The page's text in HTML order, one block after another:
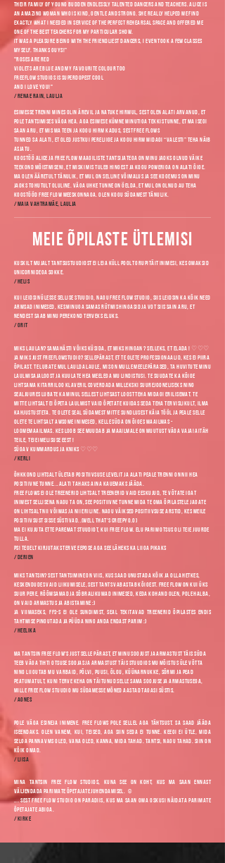
their family of young budden endlessly talented dancers and teachers. Alice is
an amazing woman who is kind, gentle and strong. She really helped me find
exactly what I needed in service of the perfect rehearsal space and offered me
one of the best teachers for my particular show.
It was a pleasure being with the friendliest dancers, I even took a few classes
myself. Thanks guys!”
"Roses are Red
Violets are blue and my favourite colour too
Freeflow studios is superdopest cool
And I love you!"
/ Renae Rain, laulja
Esimesse trenni mines olin ärevil ja natuke hirmul, sest olen alati arvanud, et
pole tantsimises väga hea. Aga esimese kümne minutiga tekkis tunne, et ma isegi
saan aru, et mis ma teen ja kogu hirm kadus, sest Free Flows
tunned Sa alati, et oled justkui pereliige ja kogu hirm midagi “valesti” teha näib
asjatu.
Koostöö Alice ja Free Flow maagiliste tantsijatega on minu jaoks olnud väike
teekond mõistmiseni, et miski mis tuleb hingest ja kogu poweriga on alati õige.
Ma olen ääretult tänulik, et mul on selline võimalus ja see kogemus on minu
jaoks tohutult oluline. Väga uhke tunne on öelda, et mul on olnud au teha
koostööd Free Flow meeskonnaga. Olen kogu südamest tänulik.
/ Maia Vahtramäe, laulja
Meie õpilaste ütlemisi
Kuskilt mujalt tantsustuudiost ei leia küll poolt grupitäit inimesi, kes omaksid
unicornidega sokke.
/ Helis
Kui leidsin ülesse sellise stuudio, nagu Free Flow studio, siis leidsin ka kõik need
armsad inimesed, kes minuga samas rütmis hingasid ja vot siis sain aru, et
nendest saab minu perekond terveks eluks.
/ Grit
Miks laulan? Samahästi võiks küsida, et miks hingan ? Selleks, et elada ! ♡♡♡
Ja miks just freeflowstudio? Sellepärast, et te olete professionaalid, kes ei piira
õpilast. Te lubate mul laulda laule, mis on mulle meelepärased, ta huvitute minu
laulmisajaloost ja kuulate hea meelega mu lindistusi. Te suudate ka kõige
lihtsama kitarriloo klaveril coverdada millekski suurejooneliseks ning
sealjuures lubate ka minul sellest lihtsast loost teha midagi erilisemat. Te
mitte lihtsalt ei õpeta laulmist vaid õpetate kuidas seda teha tervislikult, ilma
kahjustusteta. Te olete seal südamest mitte sundlusest käia tööl ja peale selle
olete te lihtsalt awsome inimesed, kelle süda on õiges maailmas -
loomemaailmas. Kes loob see muudab ja maailmale on muutust väga vaja! Aitäh
teile, teie imelisuse eest !
Sügav kummardus ja kniks ♡♡♡
/ Kerli
Õhkkond lihtsalt ületab positiivsuse levelit ja alati peale trenni on nii hea
positiivne tunne...alati tahaks aina kauemaks jääda.
Free flows ei ole treenerid lihtsalt treenerid vaid eeskujud, te võtate igat
inimest sellisena nagu ta on, see positiivne tunne mida te oma õpilastele jagate
on lihtsalt nii võimas ja nii eriline. Nagu väiksed positiivsuse arstid, kes meile
positiivsust sisse süstivad..(well that's creepyO.O)
Ma ei kujuta ette paremat stuudiot, kui Free Flow. Elu parim otsus oli teie juurde
tulla.
PS! tegelt kirjutaks terve eepose aga see läheks ka liiga pikaks
/ Derien
miks tantsin? sest tantsimine on viis, kus saad unustada kõik ja olla hetkes,
keskendudes vaid liikumisele, sest tants vabastab kõigest. free flow on kui üks
suur pere, rõõmsamad ja sõbralikumad inimesed, keda kohand olen, pole halba,
on vaid armastus ja abistamine :)
ja viimaseks, FFS-s ei ole sundimist, seal tekitavad treenerid õpilastes endis
tahtmise pingutada ja püüda ning anda endast parim :)
/ Heelika
Ma tantsin Free Flow's just selle pärast, et minu soojust ja armastust täis süda
teeb väga tihti otsuse soojas ja armastust täis stuudios mu mõistus üle võtta
ning liigutab mu varbaid, põlvi, puusi, õlgu, küünarnukke, sõrmi ja pead
peatumatult, kuni terve keha on täitunud selle sama soojuse ja armastusega,
mille Free Flow Stuudio mu südamesse mõned aastad tagasi süstis.
/ Agnes
Pole väga esineja inimene. Free Flows pole sellel aga tähtsust. Sa saad jääda
iseendaks. Olen vanem, kui, teised, aga siin seda ei tunne. Keegi ei ütle, mida
selga panna vms Oled, vana oled, kanna, mida tahad. Tantsi, nagu tahad. Siin on
kõik omad.
/ Liisa
Mina tantsin free flow studios, kuna see on koht, kus ma saan ennast
väljendada parimate õpetajate juhendamisel. ☺
... Sest Free flow studio on paradiis, kus ma saan oma oskusi näidata parimate
õpetajate abiga.
/ Kirke